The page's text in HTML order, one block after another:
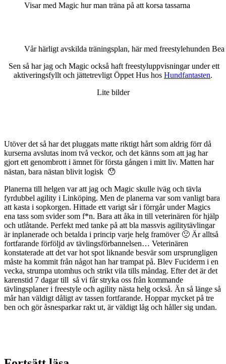
Visar med Magic hur man träna på att korsa tassarna
Vår härligt avskilda träningsplan, här med freestylehunden
Sen så har jag och Magic också haft freestyluppvisningar under ett
aktiveringsfyllt och jättetrevligt Öppet Hus hos Hundfantasten.
Lite bilder
Utöver det så har det pluggats matte riktigt hårt som aldrig förr då
kurserna avslutas inom två veckor, och det känns som att jag har
gjort ett genombrott i ämnet för första gången i mitt liv. Matten har
nästan, bara nästan blivit logisk 😯
Planerna till helgen var att jag och Magic skulle iväg och tävla
fyrdubbel agility i Linköping. Men de planerna var som vanligt bara
att kasta i sopkorgen. Hittade ett varigt sår i förrgår under Magics
ena tass som svider som f*n. Bara att åka in till veterinären för hjälp
och utlåtande. Perfekt med tanke på att bla massvis agilitytävlingar
är inplanerade och betalda i princip varje helg framöver 🙁 Är alltså
fortfarande förföljd av tävlingsförbannelsen… Veterinären
konstaterade att det var hot spot liknande besvär som ursprungligen
måste ha kommit från något han har trampat på. Blev Fuciderm i en
vecka, strumpa utomhus och strikt vila tills måndag. Efter det är det
karenstid 7 dagar till så vi får stryka oss från kommande
tävlingsplaner i freestyle och agility nästa helg också. Än så länge så
mår han väldigt dåligt av tassen fortfarande. Hoppar mycket på tre
ben och gör åsnesparkar rakt ut, är väldigt låg och håller sig undan.